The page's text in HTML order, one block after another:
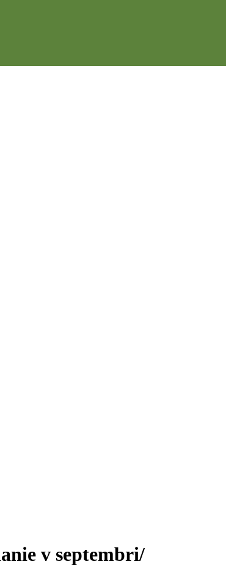
v septembri/